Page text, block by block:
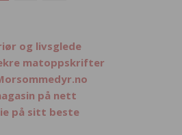
og livsglede
lekre matoppskrifter
på nett
på sitt beste